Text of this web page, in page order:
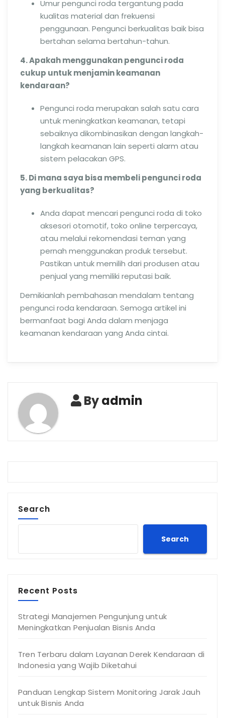
Umur pengunci roda tergantung pada
kualitas material dan frekuensi
penggunaan. Pengunci berkualitas baik bisa
bertahan selama bertahun-tahun.
4. Apakah menggunakan pengunci roda
cukup untuk menjamin keamanan
kendaraan?
Pengunci roda merupakan salah satu cara
untuk meningkatkan keamanan, tetapi
sebaiknya dikombinasikan dengan langkah-
langkah keamanan lain seperti alarm atau
sistem pelacakan GPS.
5. Di mana saya bisa membeli pengunci roda
yang berkualitas?
Anda dapat mencari pengunci roda di toko
aksesori otomotif, toko online terpercaya,
atau melalui rekomendasi teman yang
pernah menggunakan produk tersebut.
Pastikan untuk memilih dari produsen atau
penjual yang memiliki reputasi baik.
Demikianlah pembahasan mendalam tentang
pengunci roda kendaraan. Semoga artikel ini
bermanfaat bagi Anda dalam menjaga
keamanan kendaraan yang Anda cintai.
Byadmin
Search
Search
Recent Posts
Strategi Manajemen Pengunjung untuk
Meningkatkan Penjualan Bisnis Anda
Tren Terbaru dalam Layanan Derek Kendaraan di
Indonesia yang Wajib Diketahui
Panduan Lengkap Sistem Monitoring Jarak Jauh
untuk Bisnis Anda